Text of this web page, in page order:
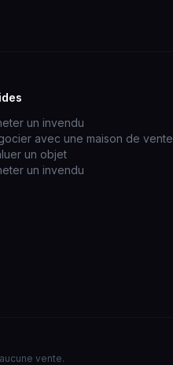
un invendu
avec une maison de vente
un objet
un invendu
vente.